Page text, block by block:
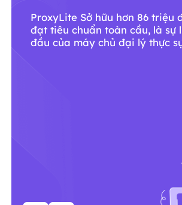
ProxyLite Sở hữu hơn 86 triệu
đạt tiêu chuẩn toàn cầu, là sự
đầu của máy chủ đại lý thực sự.